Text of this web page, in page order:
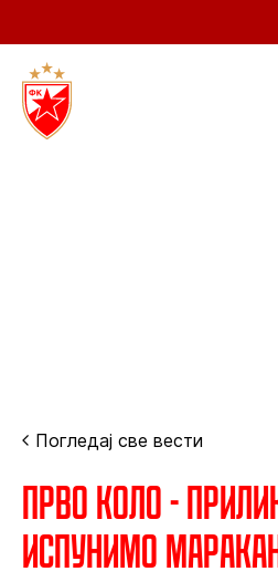
Погледај све вести
Прво коло -
испунимо